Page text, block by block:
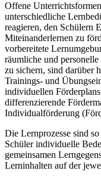
Offene
unterschiedliche
reagieren, den Schülern
Miteinanderlernen zu
vorbereitete
räumliche und
zu sichern, sind darüber
Trainings- und
individuellen
differenzierende
Individualförderung
Die Lernprozesse sind
Schüler individuelle
gemeinsamen
Lerninhalten auf der